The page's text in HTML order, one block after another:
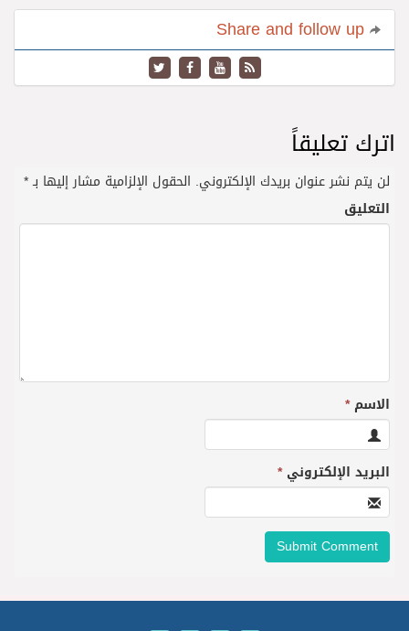
اترك تعليقاً
لن يتم نشر عنوان بريدك الإلكتروني. الحقول الإلزامية مشار إليها بـ*
التعليق
الاسم*
البريد الإلكتروني*